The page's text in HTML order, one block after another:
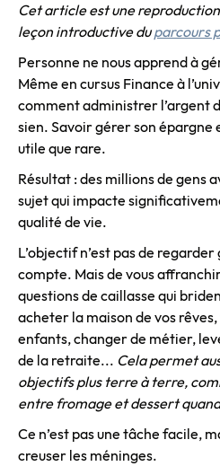
Cet article est une
leçon introductive du parcours
Personne ne nous apprend à
Même en cursus Finance à
comment administrer l’argent
sien. Savoir gérer son épargne
utile que rare.
Résultat : des millions de gens
sujet qui impacte
qualité de vie.
L’objectif n’est pas de
compte. Mais de vous
questions de caillasse qui
acheter la maison de vos
enfants, changer de métier,
de la retraite... Cela permet
objectifs plus terre à terre,
entre fromage et dessert
Ce n’est pas une tâche facile,
creuser les méninges.